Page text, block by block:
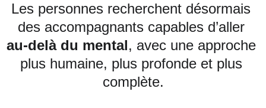
Les personnes recherchent désormais
des accompagnants capables d’aller
au‑delà du mental, avec une approche
plus humaine, plus profonde et plus
complète.